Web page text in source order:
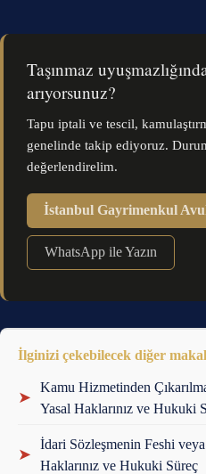
Taşınmaz
arıyorsunuz?
Tapu iptali ve tescil,
genelinde takip ediyoruz.
değerlendirelim.
İstanbul Gayrimenkul
WhatsApp ile Yazın
İlginizi çekebilecek diğer
➤
Kamu Hizmetinden
Yasal Haklarınız ve Hukuki
➤
İdari Sözleşmenin Feshi
Haklarınız ve Hukuki Süreç